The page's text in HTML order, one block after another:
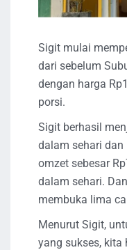
Sigit mulai
dari sebelum
dengan harga
porsi.
Sigit berhasil
dalam sehari dan
omzet sebesar
dalam sehari.
membuka lima
Menurut Sigit,
yang sukses, kita